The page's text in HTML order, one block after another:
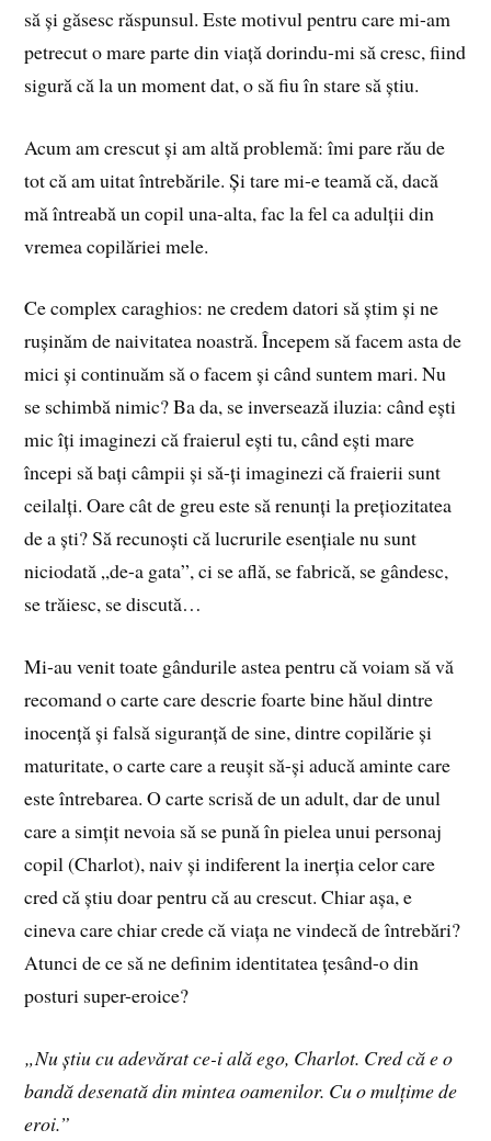
să și găsesc răspunsul. Este motivul pentru care mi-am
petrecut o mare parte din viață dorindu-mi să cresc, fiind
sigură că la un moment dat, o să fiu în stare să știu.
Acum am crescut și am altă problemă: îmi pare rău de
tot că am uitat întrebările. Și tare mi-e teamă că, dacă
mă întreabă un copil una-alta, fac la fel ca adulții din
vremea copilăriei mele.
Ce complex caraghios: ne credem datori să știm și ne
rușinăm de naivitatea noastră. Începem să facem asta de
mici și continuăm să o facem și când suntem mari. Nu
se schimbă nimic? Ba da, se inversează iluzia: când ești
mic îți imaginezi că fraierul ești tu, când ești mare
începi să bați câmpii și să-ți imaginezi că fraierii sunt
ceilalți. Oare cât de greu este să renunți la prețiozitatea
de a ști? Să recunoști că lucrurile esențiale nu sunt
niciodată „de-a gata”, ci se află, se fabrică, se gândesc,
se trăiesc, se discută…
Mi-au venit toate gândurile astea pentru că voiam să vă
recomand o carte care descrie foarte bine hăul dintre
inocență și falsă siguranță de sine, dintre copilărie și
maturitate, o carte care a reușit să-și aducă aminte care
este întrebarea. O carte scrisă de un adult, dar de unul
care a simțit nevoia să se pună în pielea unui personaj
copil (Charlot), naiv și indiferent la inerția celor care
cred că știu doar pentru că au crescut. Chiar așa, e
cineva care chiar crede că viața ne vindecă de întrebări?
Atunci de ce să ne definim identitatea țesând-o din
posturi super-eroice?
„Nu știu cu adevărat ce-i ală ego, Charlot. Cred că e o
bandă desenată din mintea oamenilor. Cu o mulțime de
eroi.”